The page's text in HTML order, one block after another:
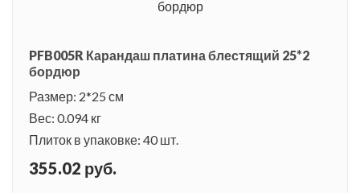
PFB005R Карандаш платина блестящий 25*2
бордюр
Размер: 2*25 см
Вес: 0.094 кг
Плиток в упаковке: 40 шт.
355.02 руб.